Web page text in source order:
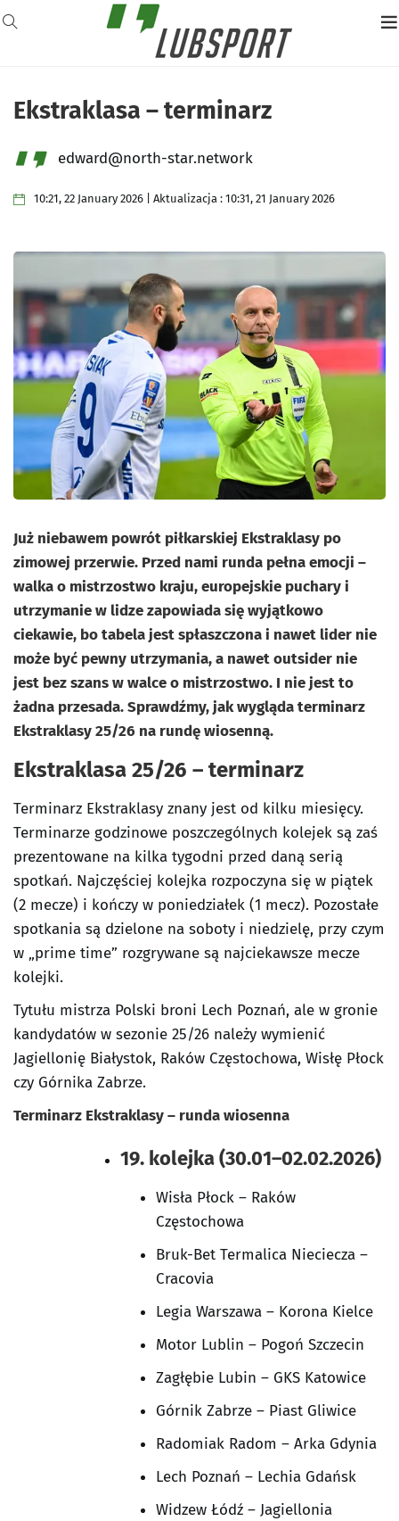
Ekstraklasa – terminarz
edward@north-star.network
10:21, 22 January 2026 | Aktualizacja : 10:31, 21 January 2026
Już niebawem powrót piłkarskiej Ekstraklasy po
zimowej przerwie. Przed nami runda pełna emocji –
walka o mistrzostwo kraju, europejskie puchary i
utrzymanie w lidze zapowiada się wyjątkowo
ciekawie, bo tabela jest spłaszczona i nawet lider nie
może być pewny utrzymania, a nawet outsider nie
jest bez szans w walce o mistrzostwo. I nie jest to
żadna przesada. Sprawdźmy, jak wygląda terminarz
Ekstraklasy 25/26 na rundę wiosenną.
Ekstraklasa 25/26 – terminarz
Terminarz Ekstraklasy znany jest od kilku miesięcy.
Terminarze godzinowe poszczególnych kolejek są zaś
prezentowane na kilka tygodni przed daną serią
spotkań. Najczęściej kolejka rozpoczyna się w piątek
(2 mecze) i kończy w poniedziałek (1 mecz). Pozostałe
spotkania są dzielone na soboty i niedzielę, przy czym
w „prime time” rozgrywane są najciekawsze mecze
kolejki.
Tytułu mistrza Polski broni Lech Poznań, ale w gronie
kandydatów w sezonie 25/26 należy wymienić
Jagiellonię Białystok, Raków Częstochowa, Wisłę Płock
czy Górnika Zabrze.
Terminarz Ekstraklasy – runda wiosenna
19. kolejka (30.01–02.02.2026)
Wisła Płock – Raków
Częstochowa
Bruk-Bet Termalica Nieciecza –
Cracovia
Legia Warszawa – Korona Kielce
Motor Lublin – Pogoń Szczecin
Zagłębie Lubin – GKS Katowice
Górnik Zabrze – Piast Gliwice
Radomiak Radom – Arka Gdynia
Lech Poznań – Lechia Gdańsk
Widzew Łódź – Jagiellonia